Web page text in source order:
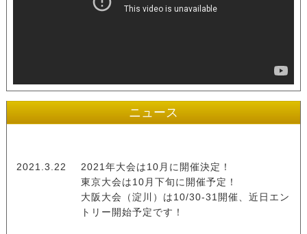
ニュース
2021.3.22
2021年大会は10月に開催決定！
東京大会は10月下旬に開催予定！
大阪大会（淀川）は10/30-31開催、近日エン
トリー開始予定です！